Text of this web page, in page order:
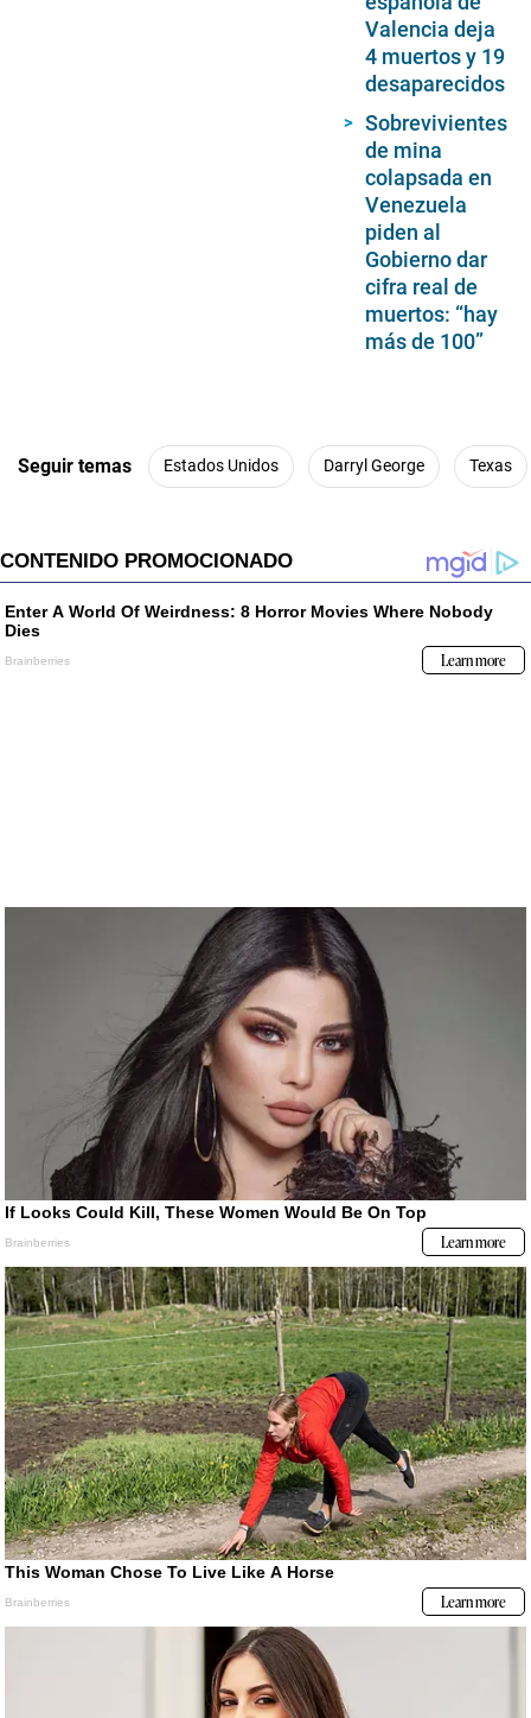
Valencia deja
4 muertos y 19
desaparecidos
Sobrevivientes
de mina
colapsada en
Venezuela
piden al
Gobierno dar
cifra real de
muertos: “hay
más de 100”
Seguir temas Estados Unidos Darryl George Texas